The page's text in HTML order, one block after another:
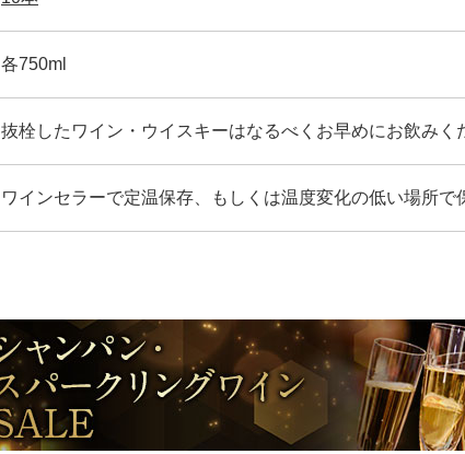
各750ml
抜栓したワイン・ウイスキーはなるべくお早めにお飲みく
ワインセラーで定温保存、もしくは温度変化の低い場所で